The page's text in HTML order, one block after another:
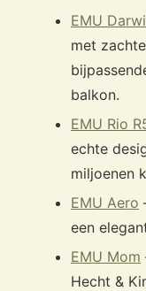
EMU
met
balkon.
EMU Rio
echte
miljoenen
EMU Aero
een
EMU Mom
Hecht &